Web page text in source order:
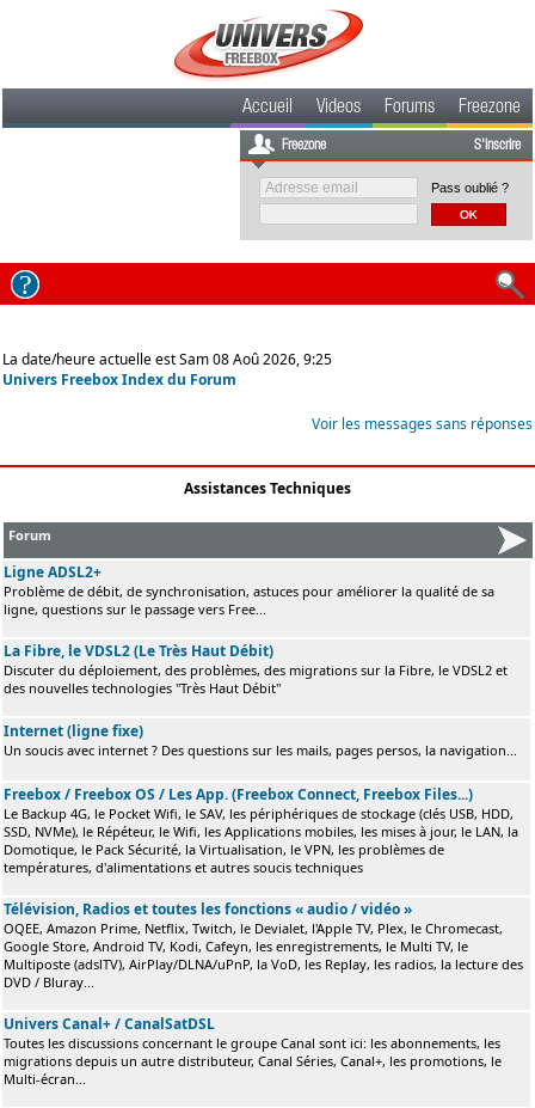
Accueil Videos Forums Freezone
Freezone S'inscrire
Pass oublié ?
La date/heure actuelle est Sam 08 Aoû 2026, 9:25
Univers Freebox Index du Forum
Voir les messages sans réponses
Assistances Techniques
Forum
Ligne ADSL2+
Problème de débit, de synchronisation, astuces pour améliorer la qualité de sa
ligne, questions sur le passage vers Free...
La Fibre, le VDSL2 (Le Très Haut Débit)
Discuter du déploiement, des problèmes, des migrations sur la Fibre, le VDSL2 et
des nouvelles technologies "Très Haut Débit"
Internet (ligne fixe)
Un soucis avec internet ? Des questions sur les mails, pages persos, la navigation...
Freebox / Freebox OS / Les App. (Freebox Connect, Freebox Files...)
Le Backup 4G, le Pocket Wifi, le SAV, les périphériques de stockage (clés USB, HDD,
SSD, NVMe), le Répéteur, le Wifi, les Applications mobiles, les mises à jour, le LAN, la
Domotique, le Pack Sécurité, la Virtualisation, le VPN, les problèmes de
températures, d'alimentations et autres soucis techniques
Télévision, Radios et toutes les fonctions « audio / vidéo »
OQEE, Amazon Prime, Netflix, Twitch, le Devialet, l'Apple TV, Plex, le Chromecast,
Google Store, Android TV, Kodi, Cafeyn, les enregistrements, le Multi TV, le
Multiposte (adslTV), AirPlay/DLNA/uPnP, la VoD, les Replay, les radios, la lecture des
DVD / Bluray...
Univers Canal+ / CanalSatDSL
Toutes les discussions concernant le groupe Canal sont ici: les abonnements, les
migrations depuis un autre distributeur, Canal Séries, Canal+, les promotions, le
Multi-écran...